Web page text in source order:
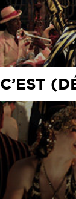
C’EST